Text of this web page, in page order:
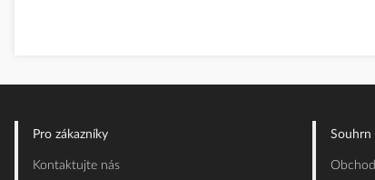
Pro zákazníky
Kontaktujte nás
Souhrn